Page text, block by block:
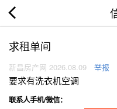
求租单间
新昌房产网 2026.08.09 举报
要求有洗衣机空调
联系人手机/微信：